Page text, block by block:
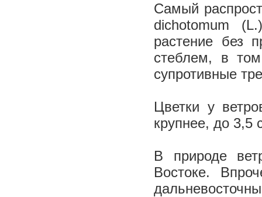
Самый
dichotomum
растение без
стеблем, в
супротивные
Цветки у
крупнее, до
В природе
Востоке.